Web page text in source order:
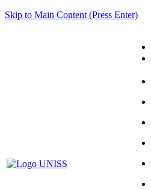
Skip to Main Content (Press Enter)